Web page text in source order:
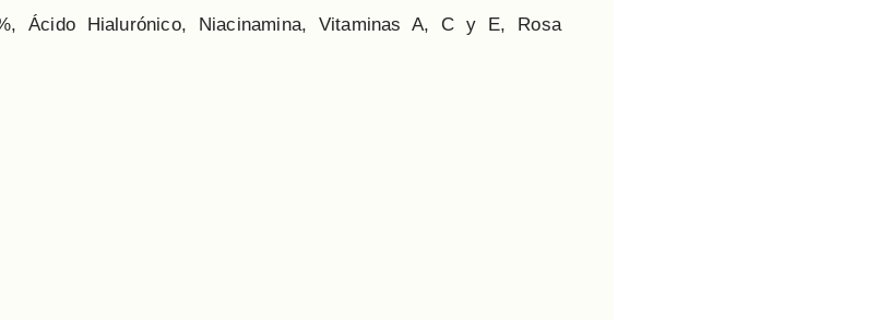
Ácido Hialurónico, Niacinamina, Vitaminas A, C y E, Rosa